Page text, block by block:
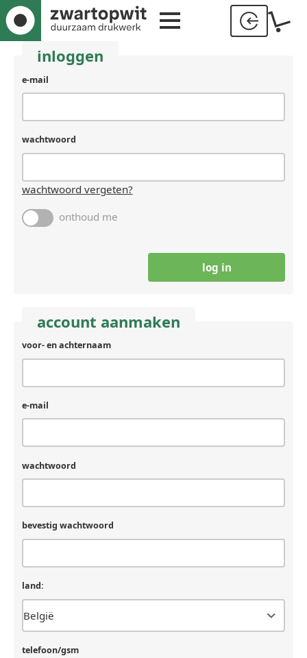
inloggen
e-mail
wachtwoord
wachtwoord vergeten?
onthoud me
account aanmaken
voor- en achternaam
e-mail
wachtwoord
bevestig wachtwoord
land:
telefoon/gsm